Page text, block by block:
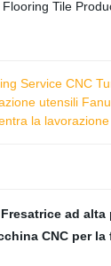
Service CNC
utensili
la
Fresatrice ad alta
CNC per